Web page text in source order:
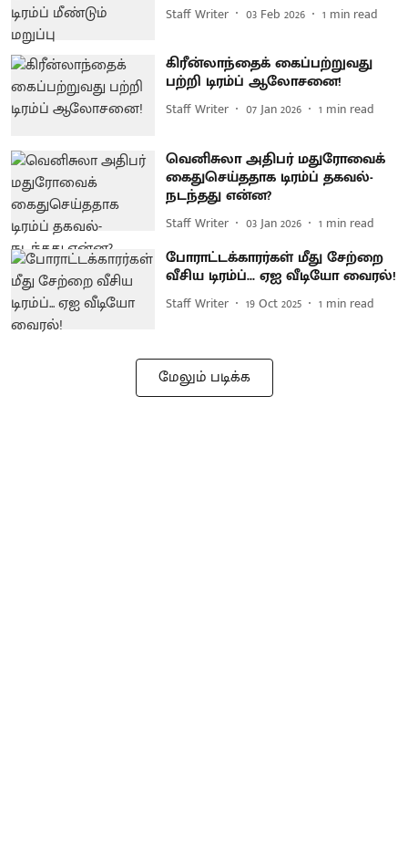
Staff Writer 03 Feb 2026 1 min read
கிரீன்லாந்தைக் கைப்பற்றுவது
பற்றி டிரம்ப் ஆலோசனை!
Staff Writer 07 Jan 2026 1 min read
வெனிசுலா அதிபர் மதுரோவைக்
கைதுசெய்ததாக டிரம்ப் தகவல்-
நடந்தது என்ன?
Staff Writer 03 Jan 2026 1 min read
போராட்டக்காரர்கள் மீது சேற்றை
வீசிய டிரம்ப்... ஏஐ வீடியோ வைரல்!
Staff Writer 19 Oct 2025 1 min read
மேலும் படிக்க